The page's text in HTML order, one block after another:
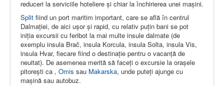
reduceri la serviciile hoteliere și chiar la închirierea unei mașini.
Split fiind un port maritim important, care se află în centrul
Dalmației, de aici ușor și rapid, cu relativ puțin bani se pot
iniția excursii cu feribot la mai multe insule dalmate (de
exemplu insula Brač, insula Korcula, insula Solta, insula Vis,
insula Hvar, fiecare fiind o destinație pentru o vacanță de
neuitat). De asemenea merită să faceți o excursie la orașele
pitorești ca , Omis sau Makarska, unde puteți ajunge cu
mașină sau autobuz.